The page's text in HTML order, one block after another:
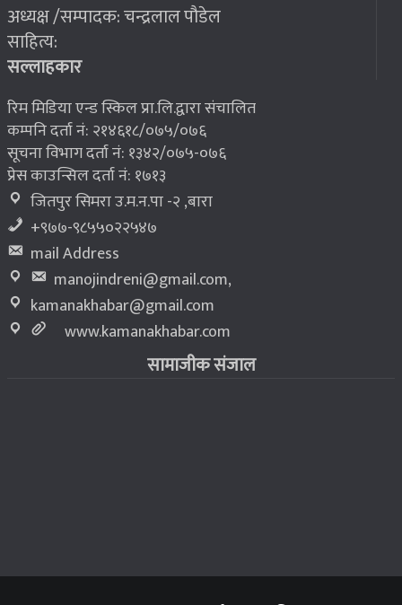
२०७६ बैशाख १३, शुक्रबार
८ भूकम्प पीडितलाई घर निर्माण गर्न लालपुर्जा
अध्यक्ष /सम्पादक: चन्द्रलाल पौडेल
साहित्य:
सल्लाहकार
रिम मिडिया एन्ड स्किल प्रा.लि.द्वारा संचालित
कम्पनि दर्ता नं: २१४६१८/०७५/०७६
सूचना विभाग दर्ता नं: १३४२/०७५-०७६
प्रेस काउन्सिल दर्ता नं: १७१३
जितपुर सिमरा उ.म.न.पा -२ ,बारा
+९७७-९८५५०२२५४७
mail Address
manojindreni@gmail.com,
kamanakhabar@gmail.com
www.kamanakhabar.com
सामाजीक संजाल